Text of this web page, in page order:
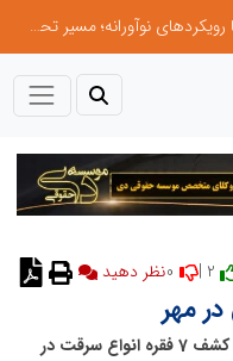
از کشف استعدادهای ناب تا پرورش آن‌ها با رویکردهای نوآورانه؛ مسیر تحول‌آفرین شنای ایران در سطح جهانی
مهر
فرمانده انتظامی "مهر" از دستگیری سارق و کشف 7 فقره انواع سرقت در